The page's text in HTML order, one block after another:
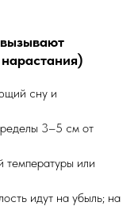
сну и
3–5 см от
или
идут на убыль; на